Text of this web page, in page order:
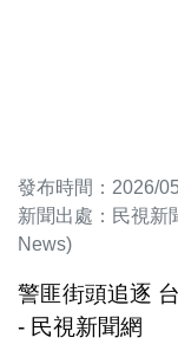
發布時間：2026/
新聞出處：民視新
News)
警匪街頭追逐
- 民視新聞網